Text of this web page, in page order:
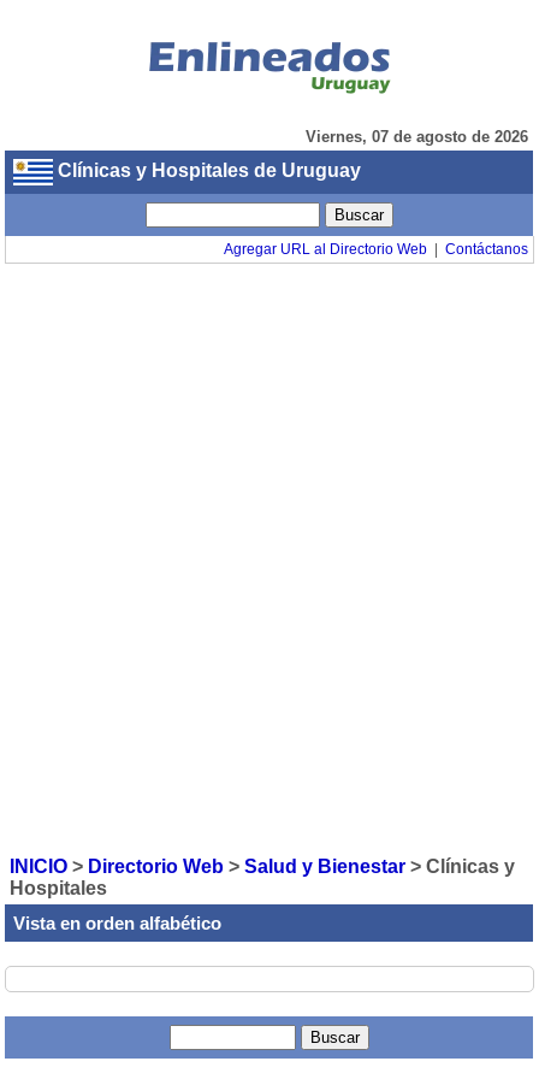
Viernes, 07 de agosto de 2026
Clínicas y Hospitales de Uruguay
Agregar URL al Directorio Web |Contáctanos
INICIO > Directorio Web > Salud y Bienestar > Clínicas y
Hospitales
Vista en orden alfabético